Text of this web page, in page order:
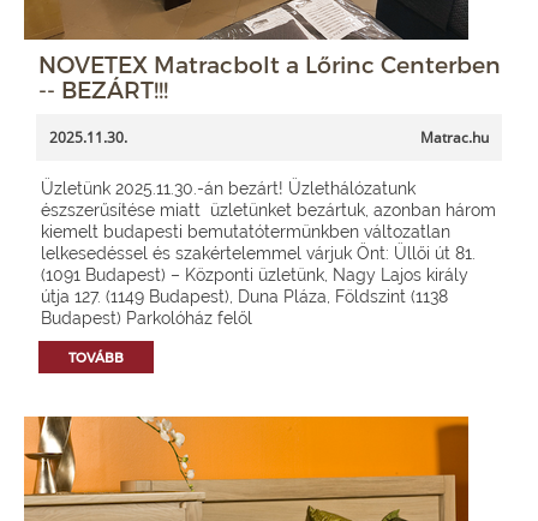
NOVETEX Matracbolt a Lőrinc Centerben
-- BEZÁRT!!!
2025.11.30. Matrac.hu
Üzletünk 2025.11.30.-án bezárt! Üzlethálózatunk
észszerűsítése miatt üzletünket bezártuk, azonban három
kiemelt budapesti bemutatótermünkben változatlan
lelkesedéssel és szakértelemmel várjuk Önt: Üllői út 81.
(1091 Budapest) – Központi üzletünk, Nagy Lajos király
útja 127. (1149 Budapest), Duna Pláza, Földszint (1138
Budapest) Parkolóház felől
TOVÁBB